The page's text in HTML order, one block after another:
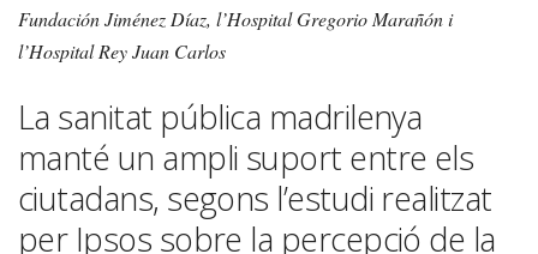
Fundación Jiménez Díaz, l’Hospital Gregorio Marañón i
l’Hospital Rey Juan Carlos
La sanitat pública madrilenya
manté un ampli suport entre els
ciutadans, segons l’estudi realitzat
per Ipsos sobre la percepció de la